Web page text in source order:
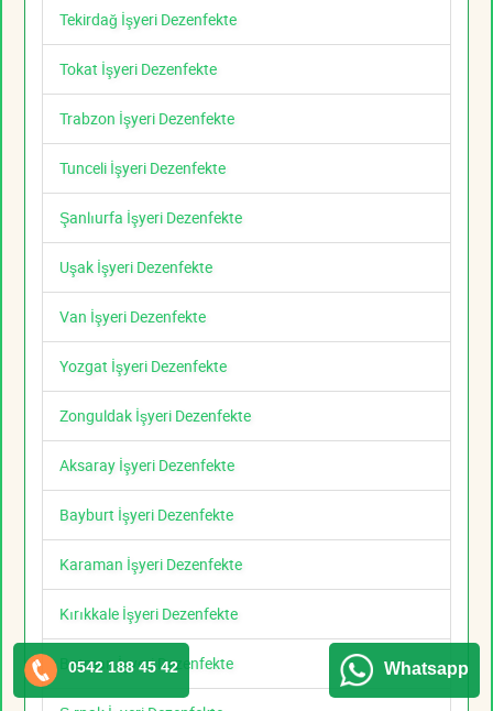
Tekirdağ İşyeri Dezenfekte
Tokat İşyeri Dezenfekte
Trabzon İşyeri Dezenfekte
Tunceli İşyeri Dezenfekte
Şanlıurfa İşyeri Dezenfekte
Uşak İşyeri Dezenfekte
Van İşyeri Dezenfekte
Yozgat İşyeri Dezenfekte
Zonguldak İşyeri Dezenfekte
Aksaray İşyeri Dezenfekte
Bayburt İşyeri Dezenfekte
Karaman İşyeri Dezenfekte
Kırıkkale İşyeri Dezenfekte
Batman İşyeri Dezenfekte
0542 188 45 42 Whatsapp